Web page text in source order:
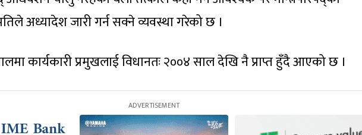
अध्यादेश जारी गर्न सक्ने व्यवस्था गरेको छ ।
कार्यकारी प्रमुखलाई विधानतः २००४ साल देखि नै प्राप्त हुँदै आएको छ ।